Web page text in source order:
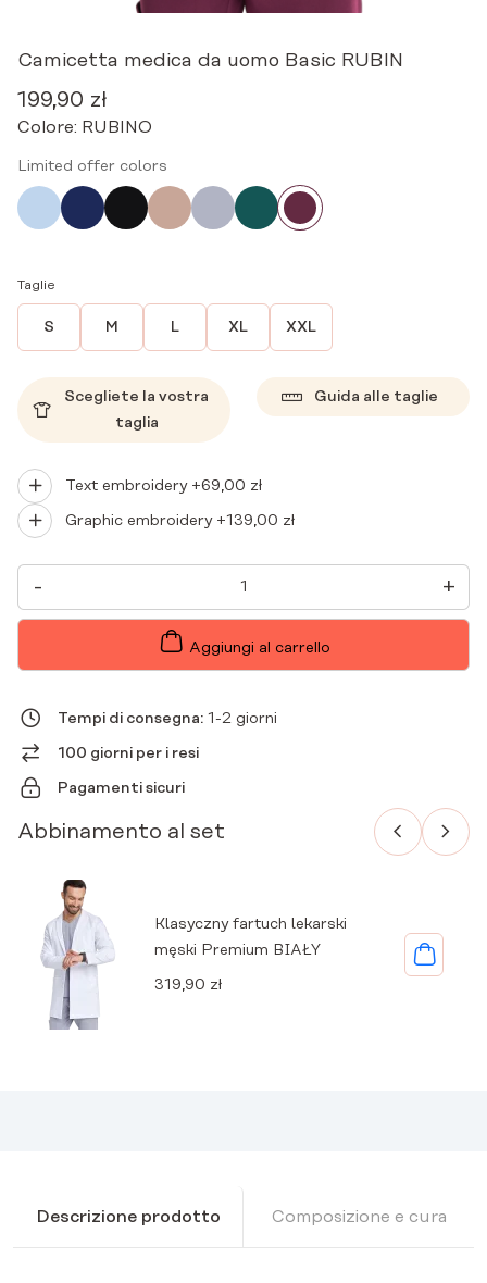
Camicetta medica da uomo Basic RUBIN
199,90 zł
Colore: RUBINO
Limited offer colors
Taglie
S M L XL XXL
Scegliete la vostra
taglia
Guida alle taglie
Text embroidery +69,00 zł
Graphic embroidery +139,00 zł
-
CAMICETTA
MEDICA
DA
UOMO
+
Aggiungi al carrello
Tempi di consegna: 1-2 giorni
100 giorni per i resi
Pagamenti sicuri
Abbinamento al set
Klasyczny fartuch lekarski
męski Premium BIAŁY
319,90 zł
Descrizione prodotto Composizione e cura